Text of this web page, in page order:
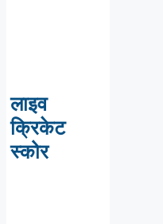
लाइव
क्रिकेट
स्कोर